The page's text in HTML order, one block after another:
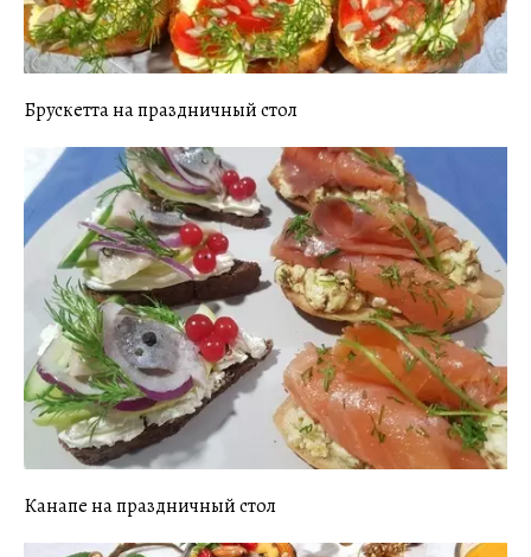
Брускетта на праздничный стол
Канапе на праздничный стол